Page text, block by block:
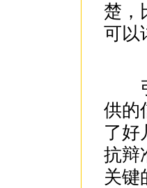
楚，
可以
引
供的
了好
抗辩
关键